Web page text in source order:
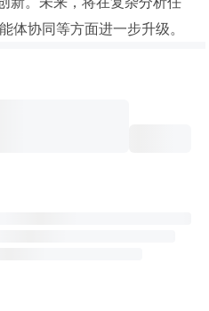
体协同等方面进一步升级。